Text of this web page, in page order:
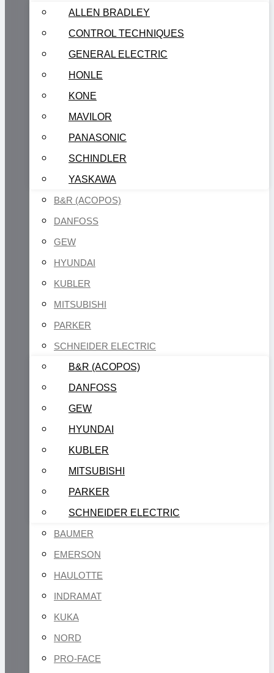
ALLEN BRADLEY
CONTROL TECHNIQUES
GENERAL ELECTRIC
HONLE
KONE
MAVILOR
PANASONIC
SCHINDLER
YASKAWA
B&R (ACOPOS)
DANFOSS
GEW
HYUNDAI
KUBLER
MITSUBISHI
PARKER
SCHNEIDER ELECTRIC
B&R (ACOPOS)
DANFOSS
GEW
HYUNDAI
KUBLER
MITSUBISHI
PARKER
SCHNEIDER ELECTRIC
BAUMER
EMERSON
HAULOTTE
INDRAMAT
KUKA
NORD
PRO-FACE